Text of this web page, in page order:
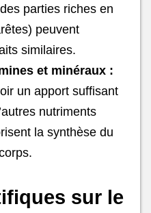
parties riches en
peuvent
similaires.
et minéraux :
un apport suffisant
nutriments
la synthèse du
sur le